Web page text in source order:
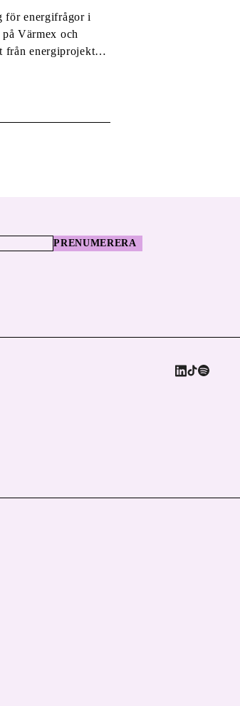
för energifrågor i
Värmex och
från energiprojekt
PRENUMERERA